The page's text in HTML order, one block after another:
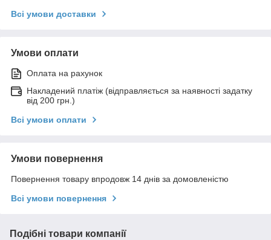
Всі умови доставки
Умови оплати
Оплата на рахунок
Накладений платіж (відправляється за наявності задатку
від 200 грн.)
Всі умови оплати
Умови повернення
Повернення товару впродовж 14 днів за домовленістю
Всі умови повернення
Подібні товари компанії